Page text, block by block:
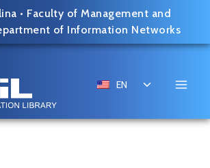
• Faculty of Management and
of Information Networks
EN
Toggle